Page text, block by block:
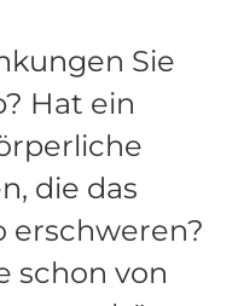
Sie
Hat ein
die das
erschweren?
schon von